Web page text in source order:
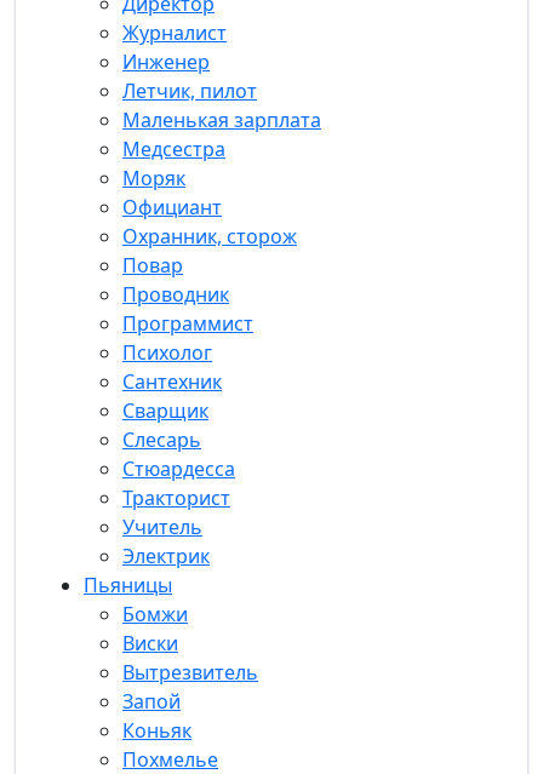
Журналист
Инженер
Летчик, пилот
Маленькая зарплата
Медсестра
Моряк
Официант
Охранник, сторож
Повар
Проводник
Программист
Психолог
Сантехник
Сварщик
Слесарь
Стюардесса
Тракторист
Учитель
Электрик
Пьяницы
Бомжи
Виски
Вытрезвитель
Запой
Коньяк
Похмелье